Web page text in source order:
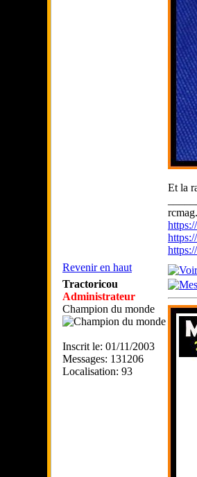
Et la
Revenir en haut
Tractoricou
Administrateur
Champion du monde
Inscrit le: 01/11/2003
Messages: 131206
Localisation: 93